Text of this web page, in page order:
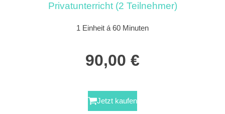
Privatunterricht (2 Teilnehmer)
1 Einheit á 60 Minuten
90,00 €
Jetzt kaufen